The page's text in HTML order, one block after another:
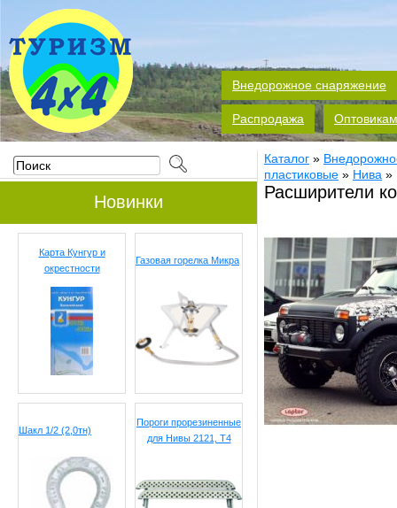
Внедорожное снаряжение
Распродажа Оптовикам
Новинки
Карта Кунгур и
окрестности
Газовая горелка Микра
Шакл 1/2 (2,0тн)
Пороги прорезиненные
для Нивы 2121, Т4
Каталог »
пластиковые » Нива »
Расширители